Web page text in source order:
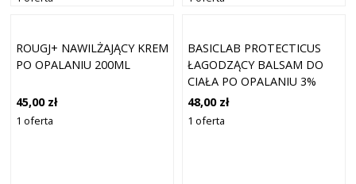
ROUGJ+ NAWILŻAJĄCY KREM
PO OPALANIU 200ML
45,00 zł
1 oferta
BASICLAB PROTECTICUS
ŁAGODZĄCY BALSAM DO
CIAŁA PO OPALANIU 3%
PANTENOLU 2% KSYLITOLU
WITAMINA F BISALOL 100
48,00 zł
1 oferta